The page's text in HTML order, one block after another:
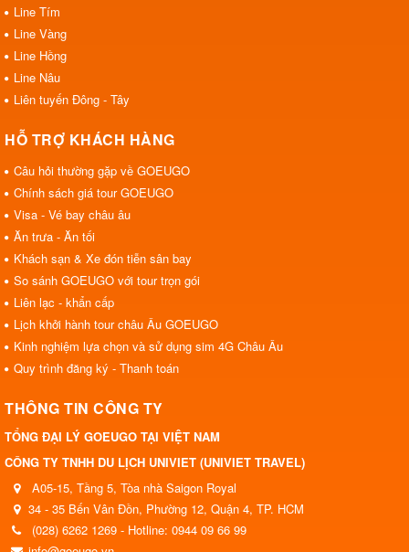
Line Tím
Line Vàng
Line Hồng
Line Nâu
Liên tuyến Đông - Tây
HỖ TRỢ KHÁCH HÀNG
Câu hỏi thường gặp về GOEUGO
Chính sách giá tour GOEUGO
Visa - Vé bay châu âu
Ăn trưa - Ăn tối
Khách sạn & Xe đón tiễn sân bay
So sánh GOEUGO với tour trọn gói
Liên lạc - khẩn cấp
Lịch khởi hành tour châu Âu GOEUGO
Kinh nghiệm lựa chọn và sử dụng sim 4G Châu Âu
Quy trình đăng ký - Thanh toán
THÔNG TIN CÔNG TY
TỔNG ĐẠI LÝ GOEUGO TẠI VIỆT NAM
CÔNG TY TNHH DU LỊCH UNIVIET (UNIVIET TRAVEL)
A05-15, Tầng 5, Tòa nhà Saigon Royal
34 - 35 Bến Vân Đồn, Phường 12, Quận 4, TP. HCM
(028) 6262 1269 - Hotline: 0944 09 66 99